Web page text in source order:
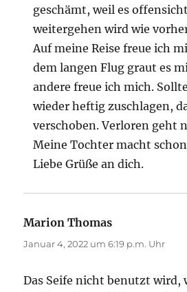
geschämt, weil es
weitergehen wird wie
Auf meine Reise freue ich
dem langen Flug graut es
andere freue ich mich.
wieder heftig zuschlagen,
verschoben. Verloren geht
Meine Tochter macht
Liebe Grüße an dich.
Marion Thomas
Januar 4, 2022 um 6:19 p.m. Uhr
Das Seife nicht benutzt wird,